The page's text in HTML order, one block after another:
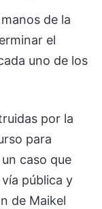
de la
el
uno de los
por la
para
caso que
pública y
de Maikel